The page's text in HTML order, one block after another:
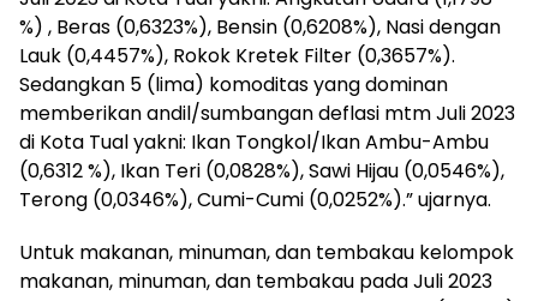
%) , Beras (0,6323%), Bensin (0,6208%), Nasi dengan
Lauk (0,4457%), Rokok Kretek Filter (0,3657%).
Sedangkan 5 (lima) komoditas yang dominan
memberikan andil/sumbangan deflasi mtm Juli 2023
di Kota Tual yakni: Ikan Tongkol/Ikan Ambu-Ambu
(0,6312 %), Ikan Teri (0,0828%), Sawi Hijau (0,0546%),
Terong (0,0346%), Cumi-Cumi (0,0252%).” ujarnya.
Untuk makanan, minuman, dan tembakau kelompok
makanan, minuman, dan tembakau pada Juli 2023